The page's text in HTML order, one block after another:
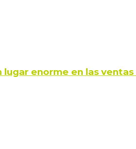
enorme en las